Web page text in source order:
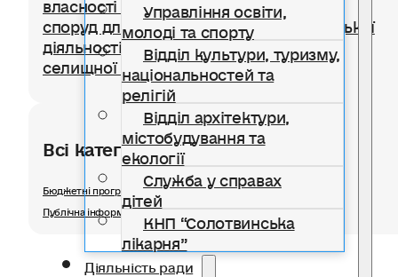
Управління освіти,
молоді та спорту
Відділ культури, туризму,
національностей та
релігій
Відділ архітектури,
містобудування та
екології
Служба у справах
дітей
КНП “Солотвинська
лікарня”
Діяльність ради
споруд для провадження підприємницької
діяльності на території Солотвинської
селищної територіальної громади
Всі категорії розділу
Бюджетні програми
Публічна інформація